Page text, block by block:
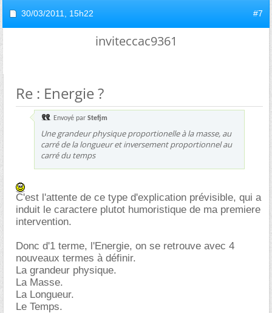
30/03/2011, 15h22 #7
inviteccac9361
Re : Energie ?
Envoyé par Stefjm
Une grandeur physique proportionelle à la masse, au
carré de la longueur et inversement proportionnel au
carré du temps
C'est l'attente de ce type d'explication prévisible, qui a
induit le caractere plutot humoristique de ma premiere
intervention.
Donc d'1 terme, l'Energie, on se retrouve avec 4
nouveaux termes à définir.
La grandeur physique.
La Masse.
La Longueur.
Le Temps.